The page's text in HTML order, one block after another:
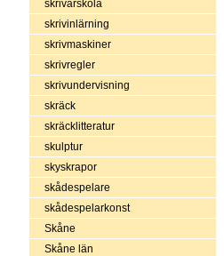
skrivarskola
skrivinlärning
skrivmaskiner
skrivregler
skrivundervisning
skräck
skräcklitteratur
skulptur
skyskrapor
skådespelare
skådespelarkonst
Skåne
Skåne län